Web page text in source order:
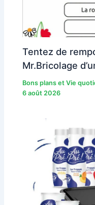
Tentez de
Mr.Bricolage
Bons plans et Vie
6 août 2026